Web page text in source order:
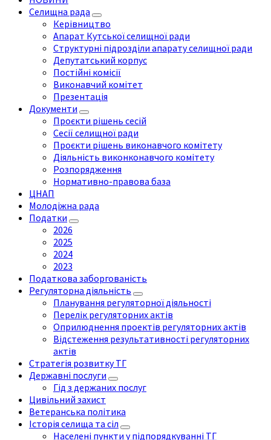
Селищна рада
Керівництво
Апарат Кутської селищної ради
Структурні підрозділи апарату селищної ради
Депутатський корпус
Постійні комісії
Виконавчий комітет
Презентація
Документи
Проєкти рішень сесій
Сесії селищної ради
Проєкти рішень виконавчого комітету
Діяльність виконконавчого комітету
Розпорядження
Нормативно-правова база
ЦНАП
Молодіжна рада
Податки
2026
2025
2024
2023
Податкова заборгованість
Регуляторна діяльність
Планування регуляторної діяльності
Перелік регуляторних актів
Оприлюднення проектів регуляторних актів
Відстеження результативності регуляторних
актів
Стратегія розвитку ТГ
Державні послуги
Гід з держаних послуг
Цивільний захист
Ветеранська політика
Історія селища та сіл
Населені пункти у підпорядкуванні ТГ